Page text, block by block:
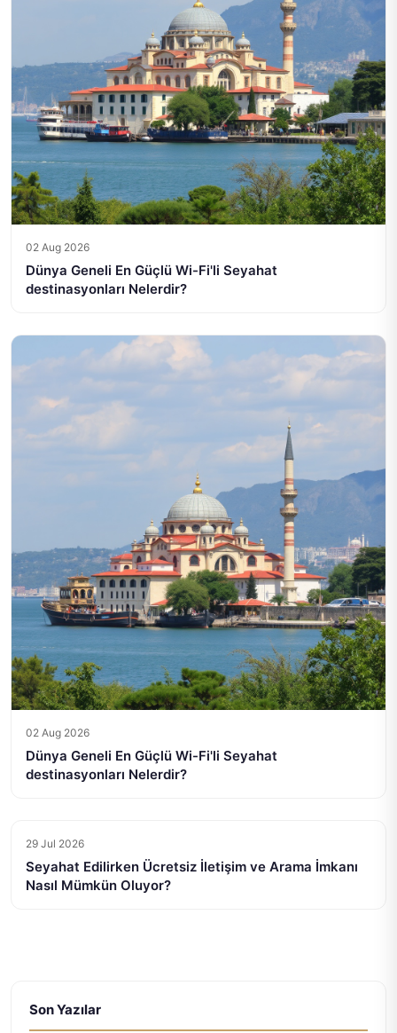
02 Aug 2026
Dünya Geneli En Güçlü Wi-Fi'li Seyahat
destinasyonları Nelerdir?
02 Aug 2026
Dünya Geneli En Güçlü Wi-Fi'li Seyahat
destinasyonları Nelerdir?
29 Jul 2026
Seyahat Edilirken Ücretsiz İletişim ve Arama İmkanı
Nasıl Mümkün Oluyor?
Son Yazılar